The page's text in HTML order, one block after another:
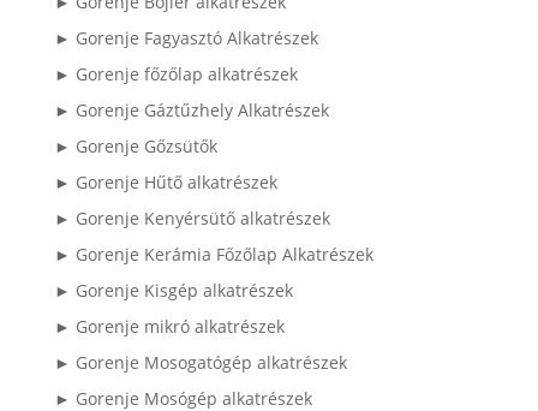
► Gorenje Fagyasztó Alkatrészek
► Gorenje főzőlap alkatrészek
► Gorenje Gáztűzhely Alkatrészek
► Gorenje Gőzsütők
► Gorenje Hűtő alkatrészek
► Gorenje Kenyérsütő alkatrészek
► Gorenje Kerámia Főzőlap Alkatrészek
► Gorenje Kisgép alkatrészek
► Gorenje mikró alkatrészek
► Gorenje Mosogatógép alkatrészek
► Gorenje Mosógép alkatrészek